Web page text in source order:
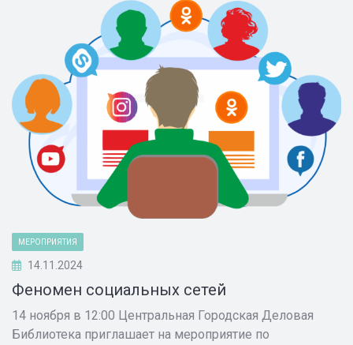
МЕРОПРИЯТИЯ
14.11.2024
Феномен социальных сетей
14 ноября в 12:00 Центральная Городская Деловая
Библиотека приглашает на мероприятие по